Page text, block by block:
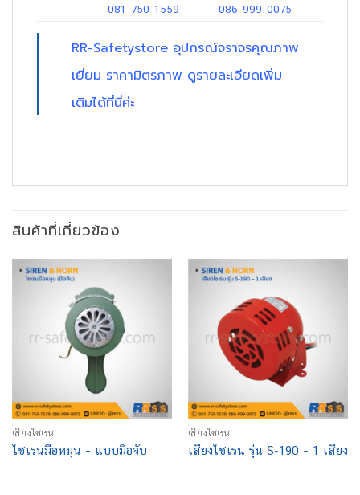
081-750-1559
086-999-0075
RR-Safetystore อุปกรณ์จราจรคุณภาพ
เยี่ยม ราคามิตรภาพ ดูรายละเอียดเพิ่ม
เติมได้ที่นี่ค่ะ
สินค้าที่เกี่ยวข้อง
เสียงไซเรน
ไซเรนมือหมุน – แบบมือจับ
เสียงไซเรน
เสียงไซเรน รุ่น S-190 – 1 เสียง